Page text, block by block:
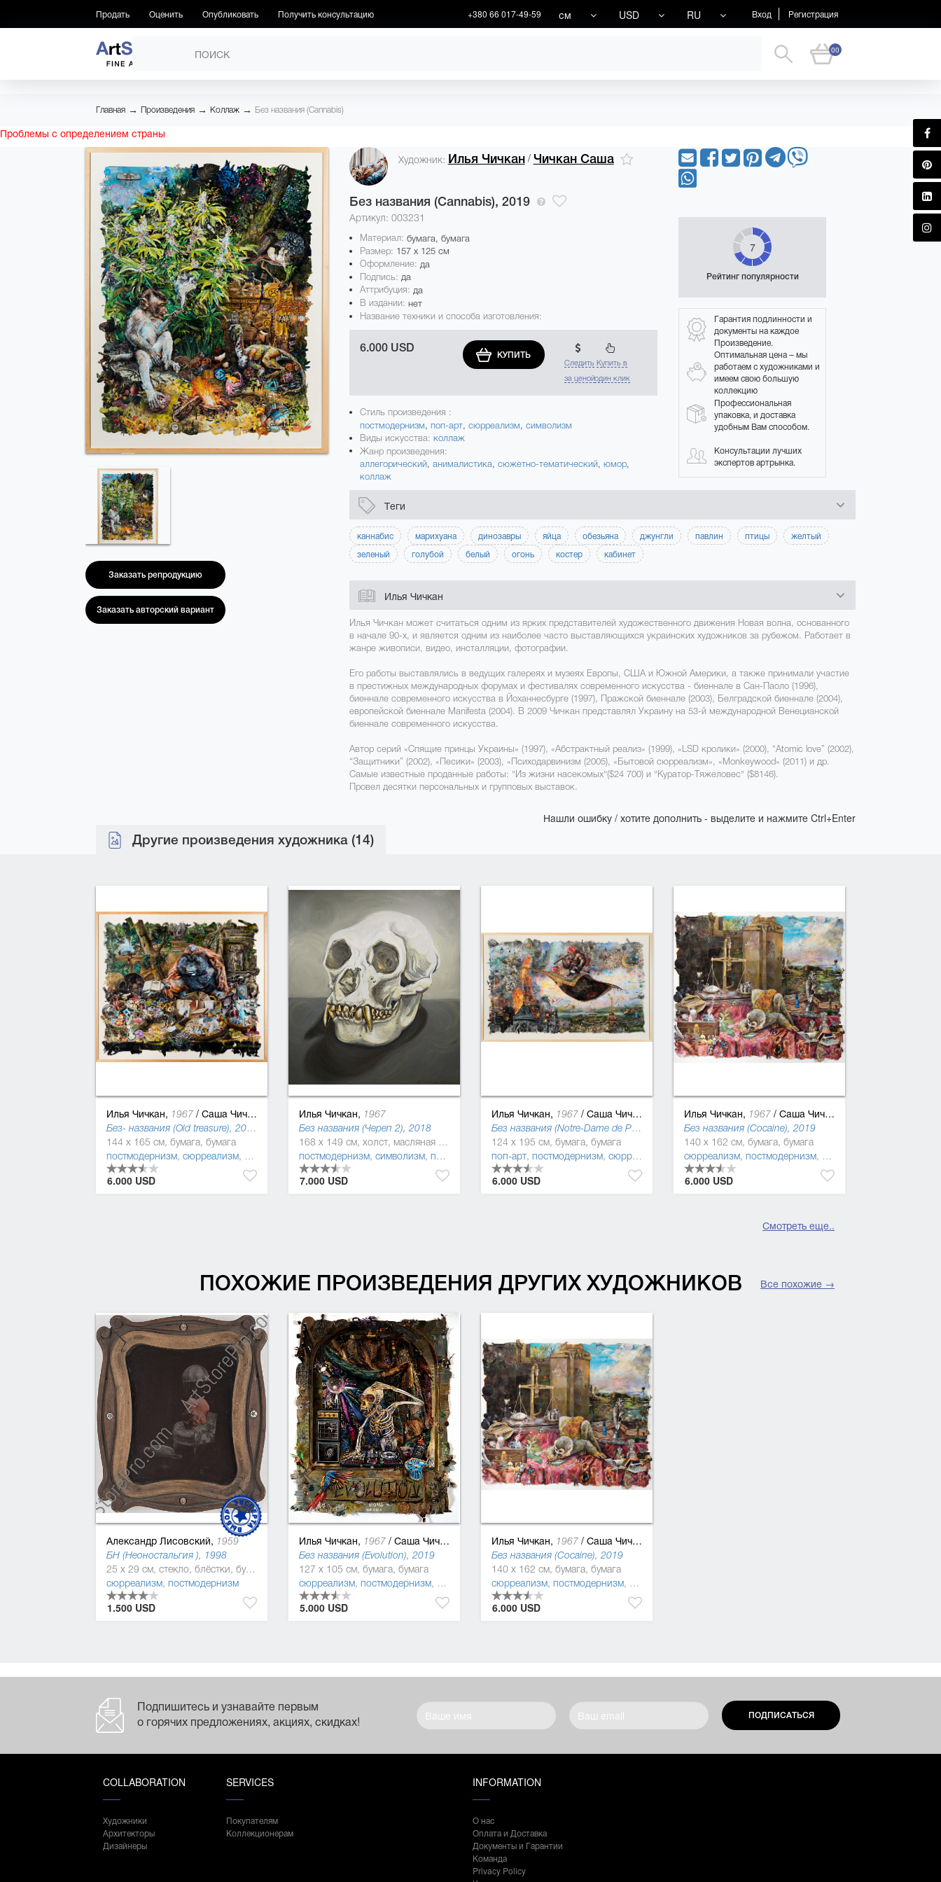
Продать Оценить Опубликовать Получить консультацию Вход Регистрация
+380 66 017-49-59 см USD RU
00
ПРОИЗВЕДЕНИЯ
Главная → Произведения → Коллаж → Без названия (Cannabis)
Проблемы с определением страны
Заказать репродукцию
Заказать авторский вариант
Художник: Илья Чичкан/ Чичкан Саша
Без названия (Cannabis), 2019
Артикул: 003231
Материал: бумага, бумага
Размер: 157 x 125 см
Оформление: да
Подпись: да
Аттрибуция: да
В издании: нет
Название техники и способа изготовления:
6.000 USD
КУПИТЬ
Следить
за ценой
Купить в
один клик
Стиль произведения :
постмодернизм, поп-арт, сюрреализм, символизм
Виды искусства: коллаж
Жанр произведения:
аллегорический, анималистика, сюжетно-тематический, юмор,
коллаж
7
Рейтинг популярности
Гарантия подлинности и
документы на каждое
Произведение.
Оптимальная цена – мы
работаем с художниками и
имеем свою большую
коллекцию
Профессиональная
упаковка, и доставка
удобным Вам способом.
Консультации лучших
экспертов артрынка.
Теги
каннабис марихуана динозавры яйца обезьяна джунгли павлин птицы
желтый
зеленый
голубой белый огонь костер кабинет
Илья Чичкан
Илья Чичкан может считаться одним из ярких представителей художественного движения Новая волна, основанного
в начале 90-х, и является одним из наиболее часто выставляющихся украинских художников за рубежом. Работает в
жанре живописи, видео, инсталляции, фотографии.
Его работы выставлялись в ведущих галереях и музеях Европы, США и Южной Америки, а также принимали участие
в престижных международных форумах и фестивалях современного искусства - биеннале в Сан-Паоло (1996),
биеннале современного искусства в Йоханнесбурге (1997), Пражской биеннале (2003), Белградской биеннале (2004),
европейской биеннале Manifesta (2004). В 2009 Чичкан представлял Украину на 53-й международной Венецианской
биеннале современного искусства.
Автор серий «Спящие принцы Украины» (1997), «Абстрактный реализ» (1999), «LSD кролики» (2000), “Atomic love” (2002),
“Защитники” (2002), «Песики» (2003), «Психодарвинизм (2005), «Бытовой сюрреализм», «Monkeywood» (2011) и др.
Самые известные проданные работы: "Из жизни насекомых"($24 700) и "Куратор-Тяжеловес" ($8146).
Провел десятки персональных и групповых выставок.
Нашли ошибку / хотите дополнить - выделите и нажмите Ctrl+Enter
Другие произведения художника (14)
Илья Чичкан, 1967 / Саша Чичкан
Без- названия (Old treasure), 2019
144 x 165 см, бумага, бумага
постмодернизм, сюрреализм, поп-арт символизм
6.000 USD
Илья Чичкан, 1967
Без названия (Череп 2), 2018
168 x 149 см, холст, масляная краска
постмодернизм, символизм, поп-арт
7.000 USD
Илья Чичкан, 1967 / Саша Чичкан
Без названия (Notre-Dame de Paris), 2019
124 x 195 см, бумага, бумага
поп-арт, постмодернизм, сюрреализм
6.000 USD
Илья Чичкан, 1967 / Саша Чичкан
Без названия (Cocaine), 2019
140 x 162 см, бумага, бумага
сюрреализм, постмодернизм, поп-арт
6.000 USD
Смотреть еще..
ПОХОЖИЕ ПРОИЗВЕДЕНИЯ ДРУГИХ ХУДОЖНИКОВ Все похожие →
Александр Лисовский, 1959
БН (Неоностальгия ), 1998
25 x 29 см, стекло, блёстки, бумага, фотобумага
сюрреализм, постмодернизм
1.500 USD
Илья Чичкан, 1967 / Саша Чичкан
Без названия (Evolution), 2019
127 x 105 см, бумага, бумага
сюрреализм, постмодернизм, поп-арт
5.000 USD
Илья Чичкан, 1967 / Саша Чичкан
Без названия (Cocaine), 2019
140 x 162 см, бумага, бумага
сюрреализм, постмодернизм, поп-арт
6.000 USD
Подпишитесь и узнавайте первым
о горячих предложениях, акциях, скидках!
ПОДПИСАТЬСЯ
COLLABORATION
Художники
Архитекторы
Дизайнеры
SERVICES
Покупателям
Коллекционерам
INFORMATION
О нас
Оплата и Доставка
Документы и Гарантии
Команда
Privacy Policy